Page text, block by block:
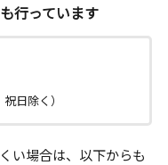
も行っています
日除く）
い場合は、以下からも